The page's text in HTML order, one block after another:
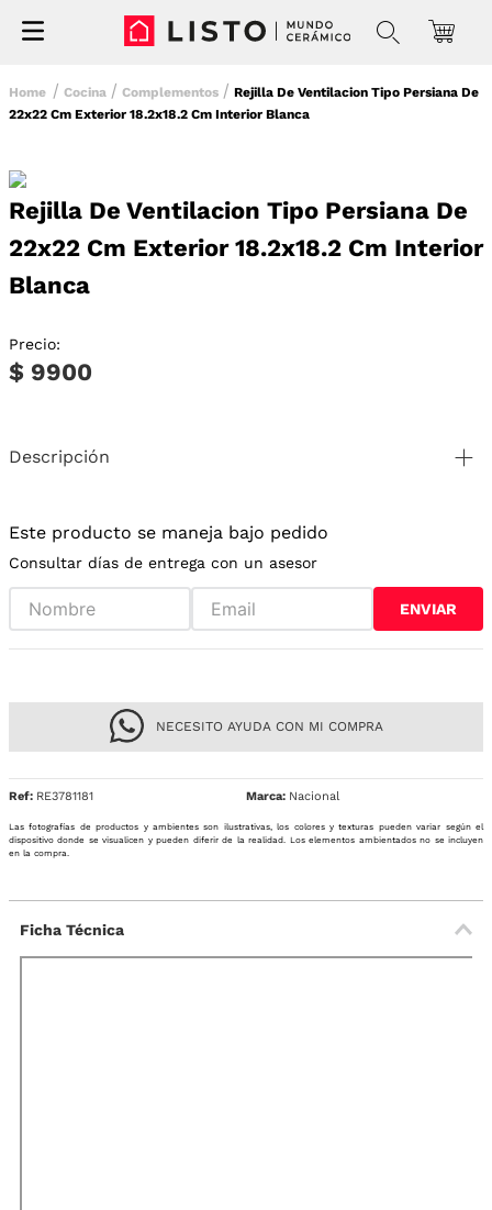
Cocina Complementos
Rejilla De Ventilacion Tipo Persiana De
22x22 Cm Exterior 18.2x18.2 Cm Interior Blanca
Rejilla De Ventilacion Tipo Persiana De
22x22 Cm Exterior 18.2x18.2 Cm Interior
Blanca
Precio:
$ 9900
Descripción
Este producto se maneja bajo pedido
Consultar días de entrega con un asesor
ENVIAR
NECESITO AYUDA CON MI COMPRA
Ref: RE3781181 Nacional
Las fotografías de productos y ambientes son ilustrativas, los colores y texturas pueden variar según el
dispositivo donde se visualicen y pueden diferir de la realidad. Los elementos ambientados no se incluyen
en la compra.
Ficha Técnica